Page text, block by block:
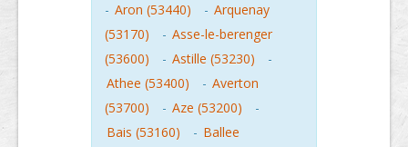
- Aron (53440) - Arquenay
(53170)
- Asse-le-berenger
(53600)
- Astille (53230)
-
Athee (53400)
- Averton
(53700)
- Aze (53200)
-
Bais (53160)
- Ballee